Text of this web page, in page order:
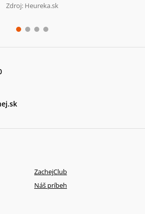
Zdroj: Heureka.sk
ZachejClub
Náš príbeh